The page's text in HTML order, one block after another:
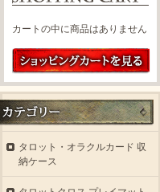
カートの中に商品はありません
タロット・オラクルカード 収
納ケース